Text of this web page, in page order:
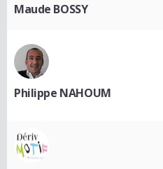
Maude BOSSY
Philippe NAHOUM